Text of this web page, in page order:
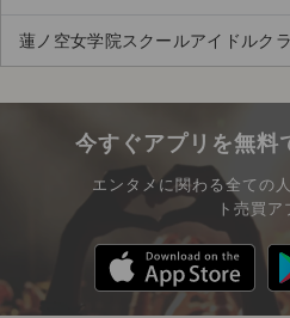
蓮ノ空女学院スクールアイドルク
今すぐアプリを無料
エンタメに関わる全ての
ト売買ア